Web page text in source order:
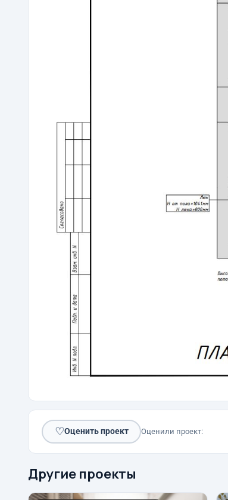
♡Оценить проект Оценили проект:
Другие проекты